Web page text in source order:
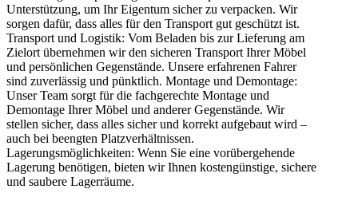
Unterstützung, um Ihr Eigentum sicher zu verpacken. Wir
sorgen dafür, dass alles für den Transport gut geschützt ist.
Transport und Logistik: Vom Beladen bis zur Lieferung am
Zielort übernehmen wir den sicheren Transport Ihrer Möbel
und persönlichen Gegenstände. Unsere erfahrenen Fahrer
sind zuverlässig und pünktlich. Montage und Demontage:
Unser Team sorgt für die fachgerechte Montage und
Demontage Ihrer Möbel und anderer Gegenstände. Wir
stellen sicher, dass alles sicher und korrekt aufgebaut wird –
auch bei beengten Platzverhältnissen.
Lagerungsmöglichkeiten: Wenn Sie eine vorübergehende
Lagerung benötigen, bieten wir Ihnen kostengünstige, sichere
und saubere Lagerräume.